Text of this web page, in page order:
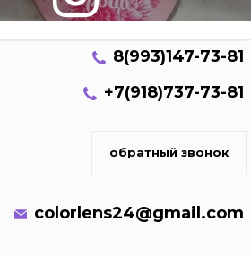
8(993)147-73-81
+7(918)737-73-81
обратный звонок
colorlens24@gmail.com